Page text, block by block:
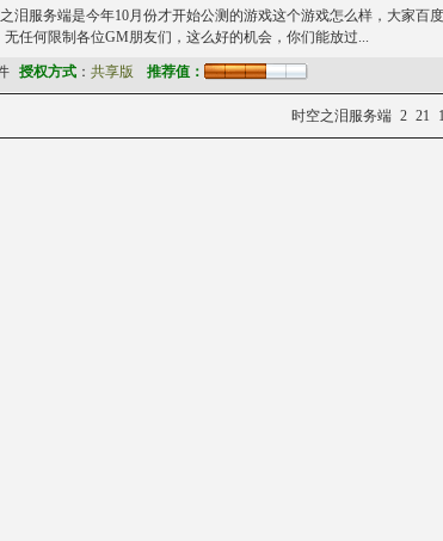
泪服务端是今年10月份才开始公测的游戏这个游戏怎么样，大家百
任何限制各位GM朋友们，这么好的机会，你们能放过...
授权方式： 共享版 推荐值：
时空之泪服务端 2 21